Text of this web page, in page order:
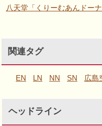
八天堂「くりーむあんドー
関連タグ
EN LN NN SN 広島
ヘッドライン